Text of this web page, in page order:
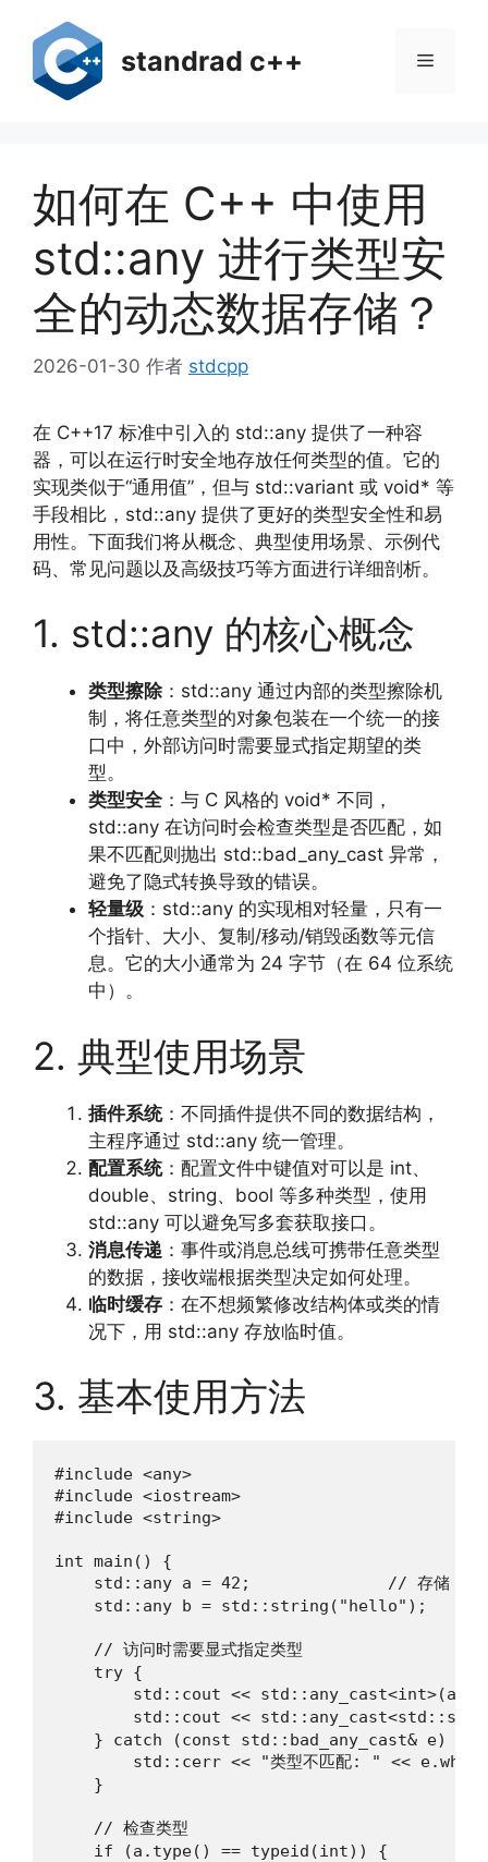
standrad c++ 菜
如何在 C++ 中使用
std::any 进行类型安
全的动态数据存储？
2026-01-30 作者 stdcpp
在 C++17 标准中引入的 std::any 提供了一种容
器，可以在运行时安全地存放任何类型的值。它的
实现类似于“通用值”，但与 std::variant 或 void* 等
手段相比，std::any 提供了更好的类型安全性和易
用性。下面我们将从概念、典型使用场景、示例代
码、常见问题以及高级技巧等方面进行详细剖析。
1. std::any 的核心概念
类型擦除 ：std::any 通过内部的类型擦除机
制，将任意类型的对象包装在一个统一的接
口中，外部访问时需要显式指定期望的类
型。
类型安全：与 C 风格的 void* 不同，
std::any 在访问时会检查类型是否匹配，如
果不匹配则抛出 std::bad_any_cast 异常，
避免了隐式转换导致的错误。
轻量级 ：std::any 的实现相对轻量，只有一
个指针、大小、复制/移动/销毁函数等元信
息。它的大小通常为 24 字节（在 64 位系统
中）。
2. 典型使用场景
插件系统：不同插件提供不同的数据结构，
主程序通过 std::any 统一管理。
配置系统：配置文件中键值对可以是 int、
double、string、bool 等多种类型，使用
std::any 可以避免写多套获取接口。
消息传递 ：事件或消息总线可携带任意类型
的数据，接收端根据类型决定如何处理。
临时缓存 ：在不想频繁修改结构体或类的情
况下，用 std::any 存放临时值。
3. 基本使用方法
#include <any>
#include <iostream>
#include <string>
int main() {
    std::any a = 42;              // 存储 int
    std::any b = std::string("hello");
    // 访问时需要显式指定类型
    try {
std::cout << std::any_cast<int>(a)
std::cout <<
    } catch (const std::bad_any_cast& e) {
std::cerr << "类型不匹配: " <<
    }
    // 检查类型
    if (a.type() == typeid(int)) {